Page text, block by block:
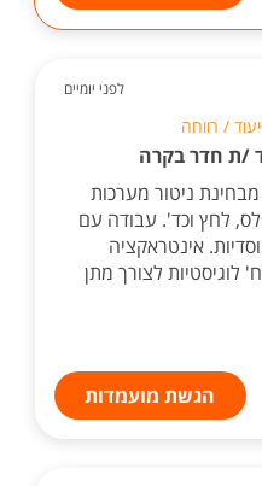
לפני יומיים
/ רווחה
/ת חדר בקרה
ניטור מערכות
לחץ וכד'. עבודה עם
אינטראקציה
לוגיסטיות לצורך מתן
הגשת מועמדות